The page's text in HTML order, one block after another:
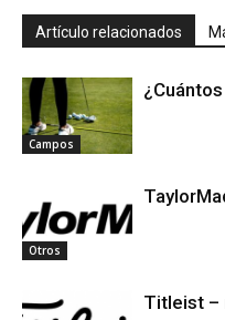
Artículo relacionados
Campos
Otros
Titleist –